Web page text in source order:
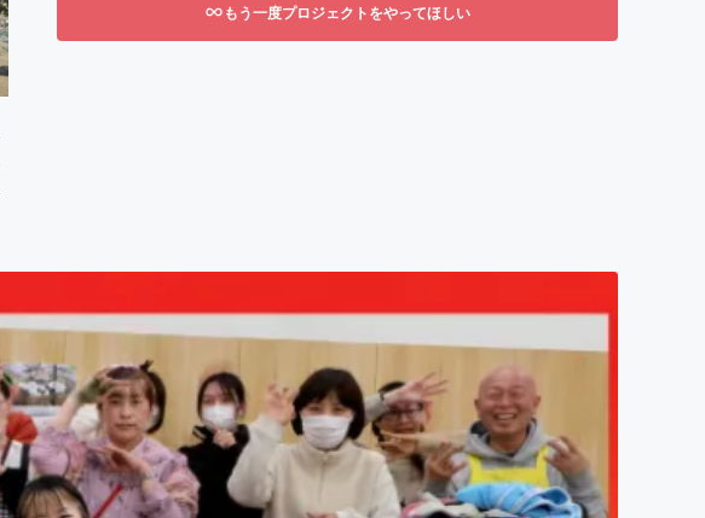
もう一度プロジェクトをやってほしい